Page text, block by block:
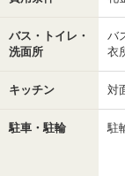
バス・トイレ・
洗面所
バ
衣
キッチン 対
駐車・駐輪 駐